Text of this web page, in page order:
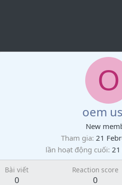
O
oem
New
Tham gia 21
lần hoạt động cuối 21
Bài viết
0
Reaction score
0